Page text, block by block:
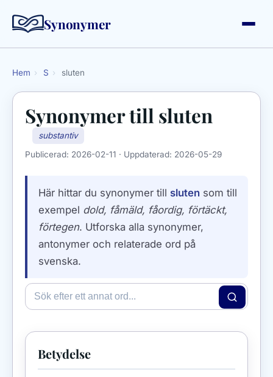
Synonymer
Hem › S › sluten
Synonymer till sluten
substantiv
Publicerad: 2026-02-11 · Uppdaterad: 2026-05-29
Här hittar du synonymer till sluten som till
exempel dold, fåmäld, fåordig, förtäckt,
förtegen. Utforska alla synonymer,
antonymer och relaterade ord på
svenska.
Betydelse